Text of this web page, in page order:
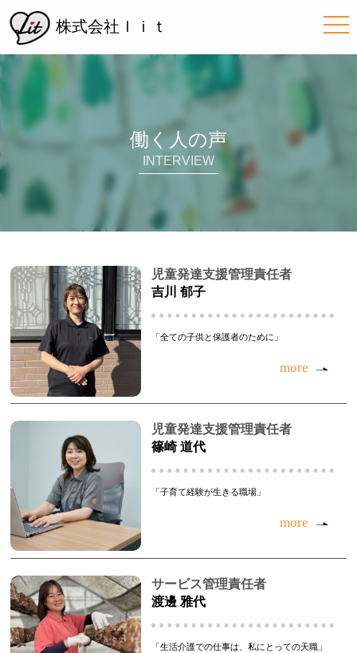
株式会社ｌｉｔ
働く人の声
INTERVIEW
児童発達支援管理責任者
吉川 郁子
「全ての子供と保護者のために」
more
児童発達支援管理責任者
篠崎 道代
「子育て経験が生きる職場」
more
サービス管理責任者
渡邊 雅代
「生活介護での仕事は、私にとっての天職」